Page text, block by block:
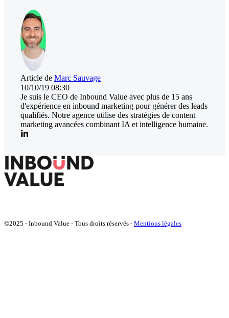
Article de Marc Sauvage
10/10/19 08:30
Je suis le CEO de Inbound Value avec plus de 15 ans
d'expérience en inbound marketing pour générer des leads
qualifiés. Notre agence utilise des stratégies de content
marketing avancées combinant IA et intelligence humaine.
©2025 - Inbound Value - Tous droits réservés - Mentions légales